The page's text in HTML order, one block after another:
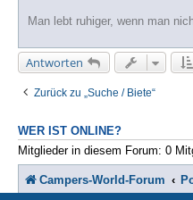
Man lebt ruhiger, wenn man
Antworten
Zurück zu „Suche / Biete“
WER IST ONLINE?
Mitglieder in diesem Forum: 0
Campers-World-Forum